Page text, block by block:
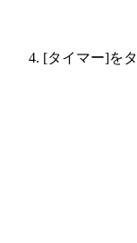
[タイマー]を